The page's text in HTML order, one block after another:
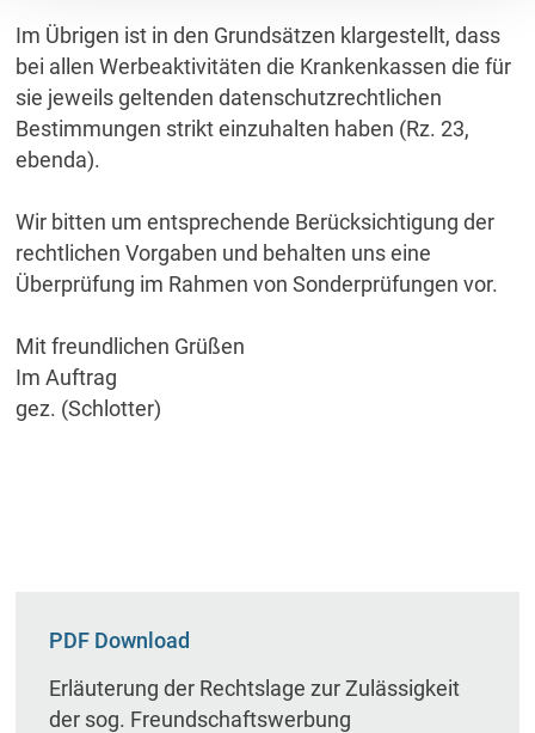
Im Übrigen ist in den Grundsätzen klargestellt, dass
bei allen Werbeaktivitäten die Krankenkassen die für
sie jeweils geltenden datenschutzrechtlichen
Bestimmungen strikt einzuhalten haben (Rz. 23,
ebenda).
Wir bitten um entsprechende Berücksichtigung der
rechtlichen Vorgaben und behalten uns eine
Überprüfung im Rahmen von Sonderprüfungen vor.
Mit freundlichen Grüßen
Im Auftrag
gez. (Schlotter)
PDF Download
Erläuterung der Rechtslage zur Zulässigkeit
der sog. Freundschaftswerbung